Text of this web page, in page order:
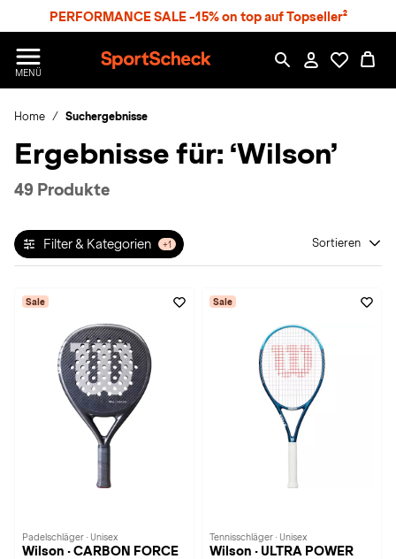
PERFORMANCE SALE -15% on top auf Topseller²
MENÜ
p
r
S
h
k
Home Suchergebnisse
Ergebnisse für: ‘Wilson’
49 Produkte
Filter & Kategorien +1 Sortieren
Sale
Padelschläger · Unisex
Wilson · CARBON FORCE
Sale
Tennisschläger · Unisex
Wilson · ULTRA POWER